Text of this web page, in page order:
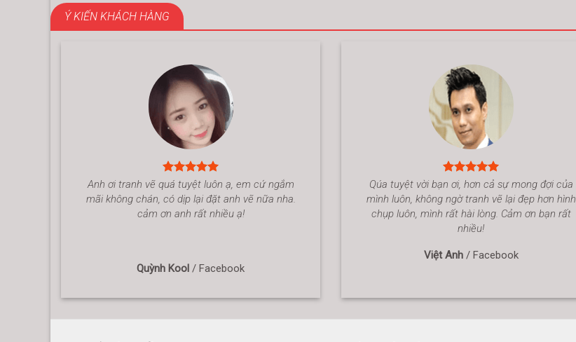
Ý KIẾN KHÁCH HÀNG
Anh ơi tranh vẽ quá tuyệt luôn ạ, em cứ ngắm
mãi không chán, có dịp lại đặt anh vẽ nữa nha.
cảm ơn anh rất nhiều ạ!
Quỳnh Kool / Facebook
Qúa tuyệt vời bạn ơi, hơn cả sự mong đợi của
mình luôn, không ngờ tranh vẽ lại đẹp hơn hình
chụp luôn, mình rất hài lòng. Cảm ơn bạn rất
nhiều!
Việt Anh / Facebook